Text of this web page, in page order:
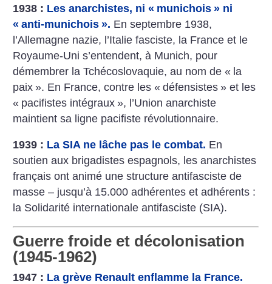
1938 : Les anarchistes, ni « munichois » ni
« anti-munichois ». En septembre 1938,
l’Allemagne nazie, l’Italie fasciste, la France et le
Royaume-Uni s’entendent, à Munich, pour
démembrer la Tchécoslovaquie, au nom de « la
paix ». En France, contre les « défensistes » et les
« pacifistes intégraux », l’Union anarchiste
maintient sa ligne pacifiste révolutionnaire.
1939 : La SIA ne lâche pas le combat. En
soutien aux brigadistes espagnols, les anarchistes
français ont animé une structure antifasciste de
masse – jusqu’à 15.000 adhérentes et adhérents :
la Solidarité internationale antifasciste (SIA).
Guerre froide et décolonisation
(1945-1962)
1947 : La grève Renault enflamme la France.